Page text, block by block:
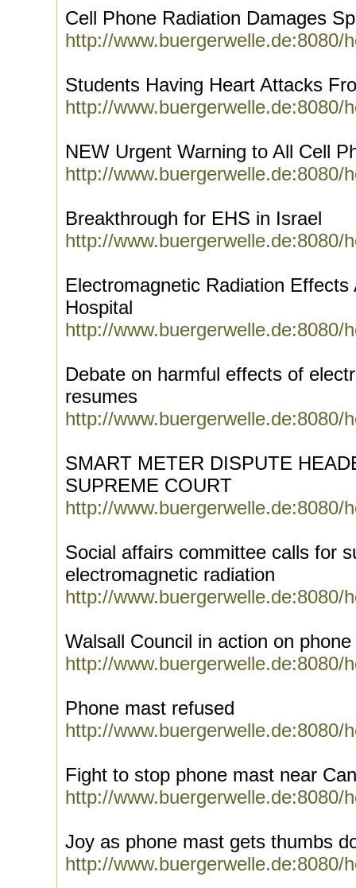
Cell Phone Radiation Damages
http://www.buergerwelle.de:8080/
Students Having Heart Attacks
http://www.buergerwelle.de:8080/
NEW Urgent Warning to All Cell
http://www.buergerwelle.de:8080/
Breakthrough for EHS in Israel
http://www.buergerwelle.de:8080/
Electromagnetic Radiation
Hospital
http://www.buergerwelle.de:8080/
Debate on harmful effects of
resumes
http://www.buergerwelle.de:8080/
SMART METER DISPUTE
SUPREME COURT
http://www.buergerwelle.de:8080/
Social affairs committee calls for
electromagnetic radiation
http://www.buergerwelle.de:8080/
Walsall Council in action on
http://www.buergerwelle.de:8080/
Phone mast refused
http://www.buergerwelle.de:8080/
Fight to stop phone mast near
http://www.buergerwelle.de:8080/
Joy as phone mast gets thumbs
http://www.buergerwelle.de:8080/